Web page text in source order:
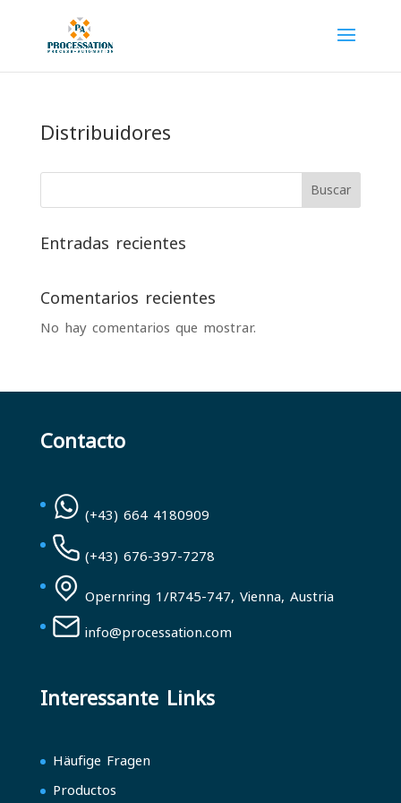
Distribuidores
Buscar
Entradas recientes
Comentarios recientes
No hay comentarios que mostrar.
Contacto
(+43) 664 4180909
(+43) 676-397-7278
Opernring 1/R745-747, Vienna, Austria
info@processation.com
Interessante Links
Häufige Fragen
Productos